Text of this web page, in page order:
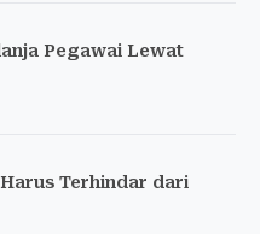
Pegawai Lewat
Terhindar dari